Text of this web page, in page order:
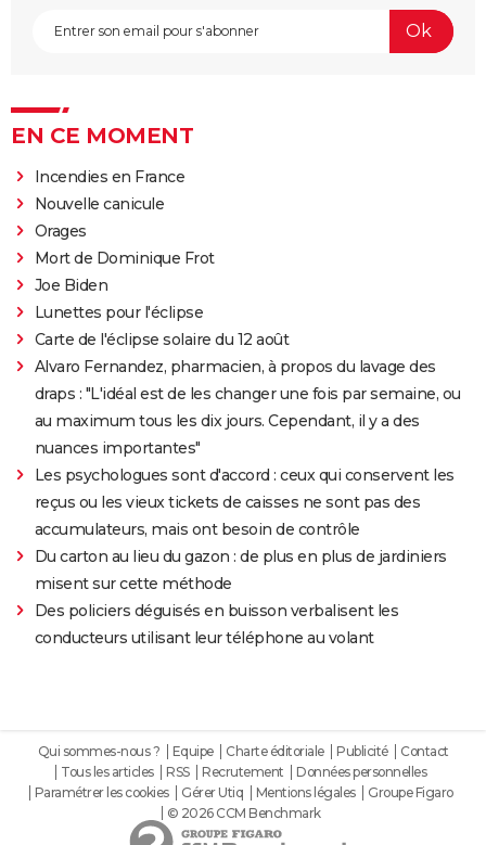
EN CE MOMENT
Incendies en France
Nouvelle canicule
Orages
Mort de Dominique Frot
Joe Biden
Lunettes pour l'éclipse
Carte de l'éclipse solaire du 12 août
Alvaro Fernandez, pharmacien, à propos du lavage des
draps : "L'idéal est de les changer une fois par semaine, ou
au maximum tous les dix jours. Cependant, il y a des
nuances importantes"
Les psychologues sont d'accord : ceux qui conservent les
reçus ou les vieux tickets de caisses ne sont pas des
accumulateurs, mais ont besoin de contrôle
Du carton au lieu du gazon : de plus en plus de jardiniers
misent sur cette méthode
Des policiers déguisés en buisson verbalisent les
conducteurs utilisant leur téléphone au volant
Qui sommes-nous ? Equipe Charte éditoriale Publicité
Contact
Tous les articles
RSS Recrutement
Données personnelles
Paramétrer les cookies
Gérer Utiq Mentions légales
Groupe Figaro
© 2026 CCM Benchmark